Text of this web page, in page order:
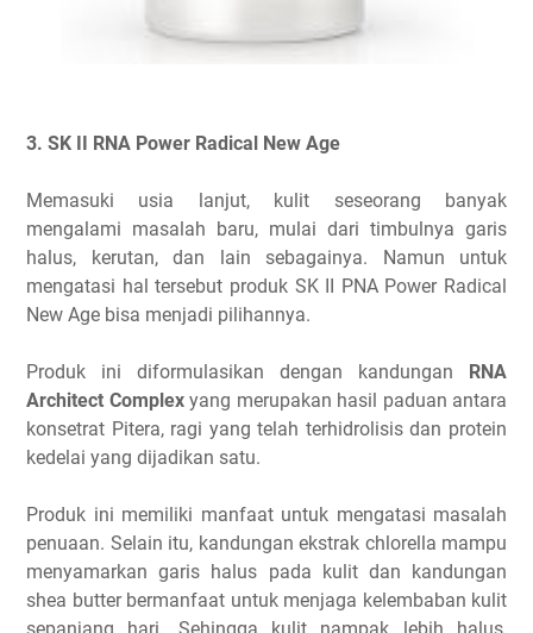
3. SK II RNA Power Radical New Age
Memasuki usia lanjut, kulit seseorang banyak
mengalami masalah baru, mulai dari timbulnya garis
halus, kerutan, dan lain sebagainya. Namun untuk
mengatasi hal tersebut produk SK II PNA Power Radical
New Age bisa menjadi pilihannya.
Produk ini diformulasikan dengan kandungan
RNA
Architect Complexyang merupakan hasil paduan antara
konsetrat Pitera, ragi yang telah terhidrolisis dan protein
kedelai yang dijadikan satu.
Produk ini memiliki manfaat untuk mengatasi masalah
penuaan. Selain itu, kandungan ekstrak chlorella mampu
menyamarkan garis halus pada kulit dan kandungan
shea butter bermanfaat untuk menjaga kelembaban kulit